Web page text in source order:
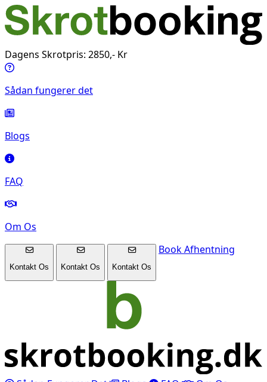
Dagens Skrotpris: 2850,- Kr
Sådan fungerer det
Blogs
FAQ
Om Os
Kontakt Os Kontakt Os Kontakt Os
Book Afhentning